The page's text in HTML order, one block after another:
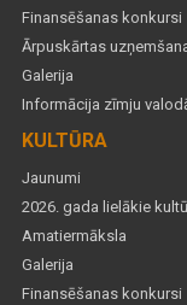
Finansēšanas konkursi
Ārpuskārtas
Galerija
Informācija zīmju
KULTŪRA
Jaunumi
2026. gada lielākie
Amatiermāksla
Galerija
Finansēšanas konkursi